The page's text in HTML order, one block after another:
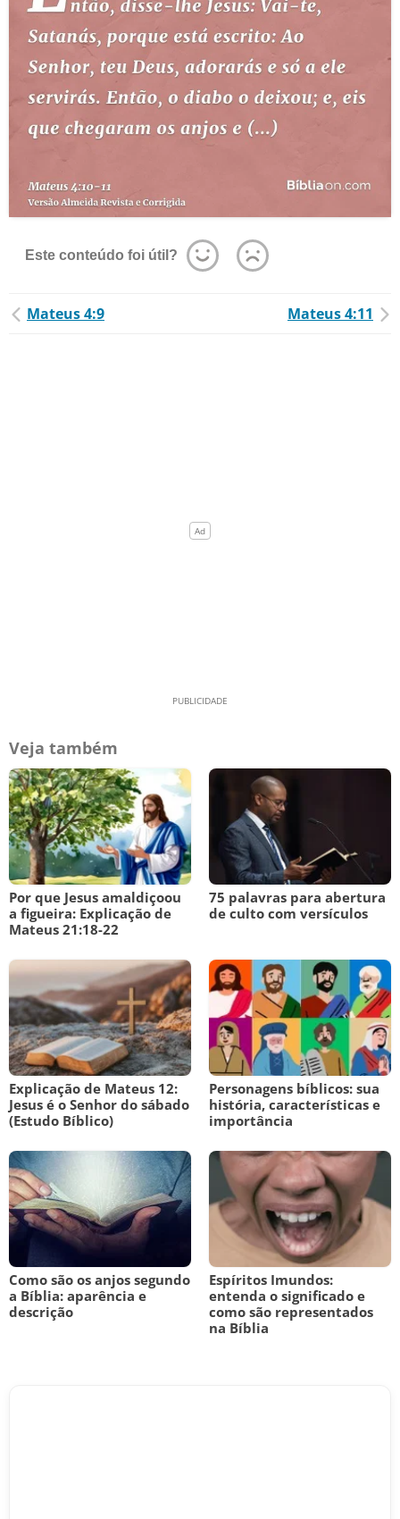
Este conteúdo foi útil?
Mateus 4:9 Mateus 4:11
Veja também
Por que Jesus amaldiçoou
a figueira: Explicação de
Mateus 21:18-22
75 palavras para abertura
de culto com versículos
Explicação de Mateus 12:
Jesus é o Senhor do sábado
(Estudo Bíblico)
Personagens bíblicos: sua
história, características e
importância
Como são os anjos segundo
a Bíblia: aparência e
descrição
Espíritos Imundos:
entenda o significado e
como são representados
na Bíblia